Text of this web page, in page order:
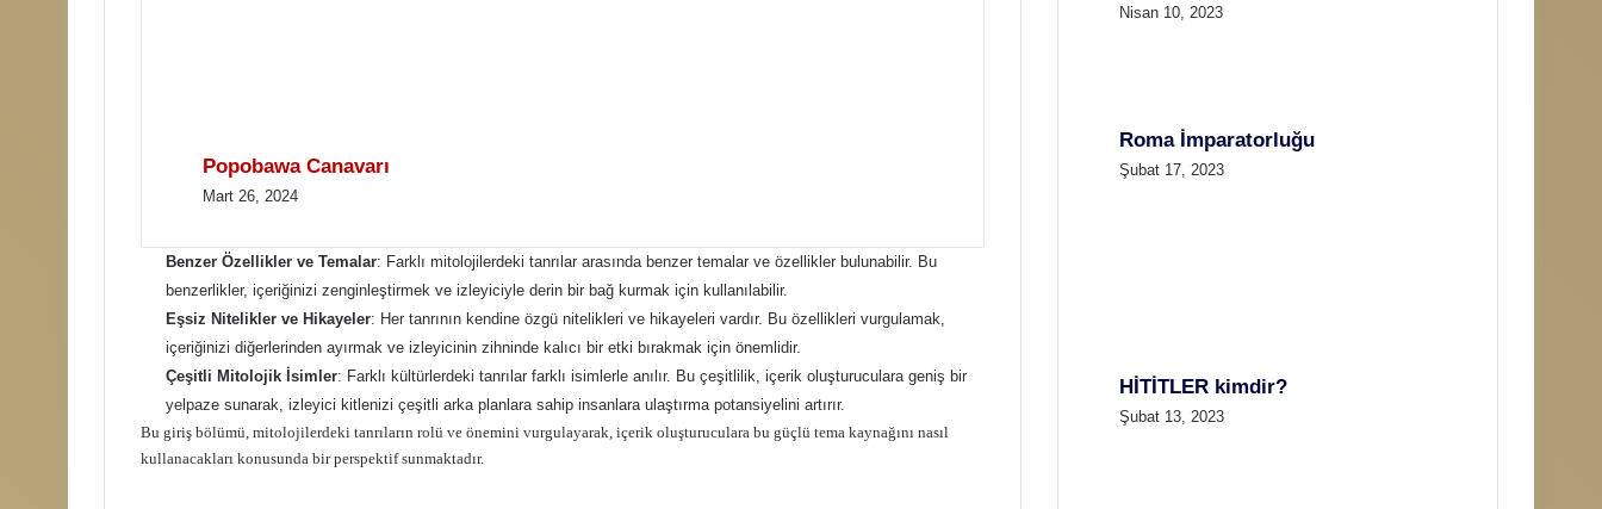
Popobawa Canavarı
Mart 26, 2024
Benzer Özellikler ve Temalar: Farklı mitolojilerdeki tanrılar arasında benzer temalar ve özellikler bulunabilir. Bu
benzerlikler, içeriğinizi zenginleştirmek ve izleyiciyle derin bir bağ kurmak için kullanılabilir.
Eşsiz Nitelikler ve Hikayeler: Her tanrının kendine özgü nitelikleri ve hikayeleri vardır. Bu özellikleri vurgulamak,
içeriğinizi diğerlerinden ayırmak ve izleyicinin zihninde kalıcı bir etki bırakmak için önemlidir.
Çeşitli Mitolojik İsimler: Farklı kültürlerdeki tanrılar farklı isimlerle anılır. Bu çeşitlilik, içerik oluşturuculara geniş bir
yelpaze sunarak, izleyici kitlenizi çeşitli arka planlara sahip insanlara ulaştırma potansiyelini artırır.
Bu giriş bölümü, mitolojilerdeki tanrıların rolü ve önemini vurgulayarak, içerik oluşturuculara bu güçlü tema kaynağını nasıl
kullanacakları konusunda bir perspektif sunmaktadır.
Nisan 10, 2023
Roma İmparatorluğu
Şubat 17, 2023
HİTİTLER kimdir?
Şubat 13, 2023